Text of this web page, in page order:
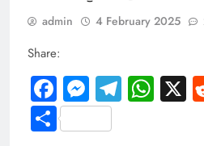
admin 4 February 2025
Share:
Facebook X
Share